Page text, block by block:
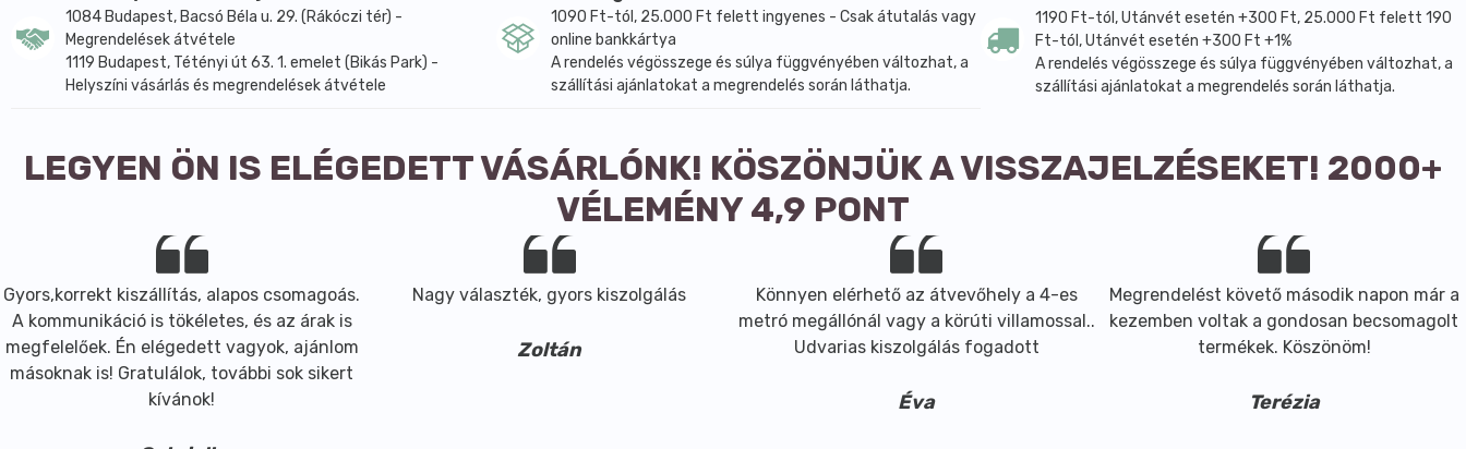
- jó hordozóanyag porszerű készítmények számára
- selymes érintés érzetét nyújtja.
Alkalmazások:
- porszerű vagy préselt sminkkészítményekbe, púderekbe
- krémekbe, emulziókba
- illatosító púderekbe
- használható tisztán a bőrre víve.
Biztonsági adatok:
- ne lélegezzük be
- szembe ne kerüljön
- külső használatra!
1084 Budapest, Bacsó Béla u. 29. (Rákóczi tér) -
Megrendelések átvétele
1119 Budapest, Tétényi út 63. 1. emelet (Bikás Park) -
Helyszíni vásárlás és megrendelések átvétele
1090 Ft-tól, 25.000 Ft felett ingyenes - Csak átutalás vagy
online bankkártya
A rendelés végösszege és súlya függvényében változhat, a
szállítási ajánlatokat a megrendelés során láthatja.
1190 Ft-tól, Utánvét esetén +300 Ft, 25.000 Ft felett 190
Ft-tól, Utánvét esetén +300 Ft +1%
A rendelés végösszege és súlya függvényében változhat, a
szállítási ajánlatokat a megrendelés során láthatja.
LEGYEN ÖN IS ELÉGEDETT VÁSÁRLÓNK! KÖSZÖNJÜK A VISSZAJELZÉSEKET! 2000+
VÉLEMÉNY 4,9 PONT
Gyors,korrekt kiszállítás, alapos csomagoás.
A kommunikáció is tökéletes, és az árak is
megfelelőek. Én elégedett vagyok, ajánlom
másoknak is! Gratulálok, további sok sikert
kívánok!
Nagy választék, gyors kiszolgálás
Zoltán
Könnyen elérhető az átvevőhely a 4-es
metró megállónál vagy a körúti villamossal..
Udvarias kiszolgálás fogadott
Éva
Megrendelést követő második napon már a
kezemben voltak a gondosan becsomagolt
termékek. Köszönöm!
Terézia